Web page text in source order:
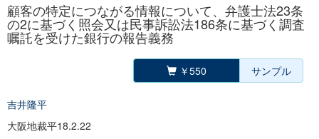
顧客の特定につながる情報について、弁護士法23条
の2に基づく照会又は民事訴訟法186条に基づく調査
嘱託を受けた銀行の報告義務
￥550 サンプル
吉井隆平
大阪地裁平18.2.22